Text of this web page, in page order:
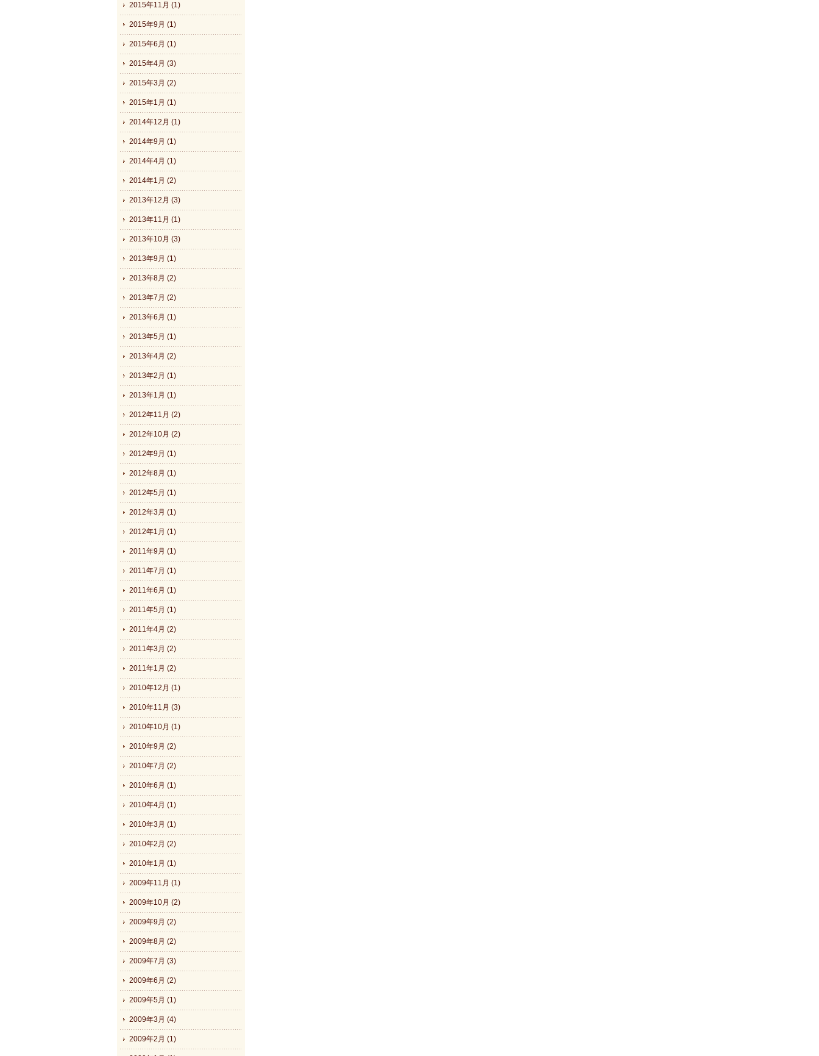
2015年11月 (1)
2015年9月 (1)
2015年6月 (1)
2015年4月 (3)
2015年3月 (2)
2015年1月 (1)
2014年12月 (1)
2014年9月 (1)
2014年4月 (1)
2014年1月 (2)
2013年12月 (3)
2013年11月 (1)
2013年10月 (3)
2013年9月 (1)
2013年8月 (2)
2013年7月 (2)
2013年6月 (1)
2013年5月 (1)
2013年4月 (2)
2013年2月 (1)
2013年1月 (1)
2012年11月 (2)
2012年10月 (2)
2012年9月 (1)
2012年8月 (1)
2012年5月 (1)
2012年3月 (1)
2012年1月 (1)
2011年9月 (1)
2011年7月 (1)
2011年6月 (1)
2011年5月 (1)
2011年4月 (2)
2011年3月 (2)
2011年1月 (2)
2010年12月 (1)
2010年11月 (3)
2010年10月 (1)
2010年9月 (2)
2010年7月 (2)
2010年6月 (1)
2010年4月 (1)
2010年3月 (1)
2010年2月 (2)
2010年1月 (1)
2009年11月 (1)
2009年10月 (2)
2009年9月 (2)
2009年8月 (2)
2009年7月 (3)
2009年6月 (2)
2009年5月 (1)
2009年3月 (4)
2009年2月 (1)